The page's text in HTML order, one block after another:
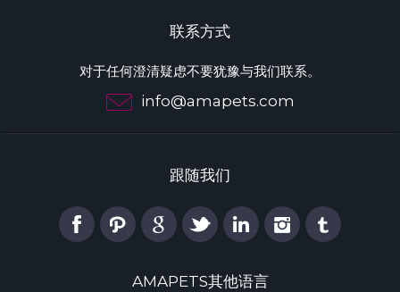
联系方式
对于任何澄清疑虑不要犹豫与我们联系。
info@amapets.com
跟随我们
AMAPETS其他语言